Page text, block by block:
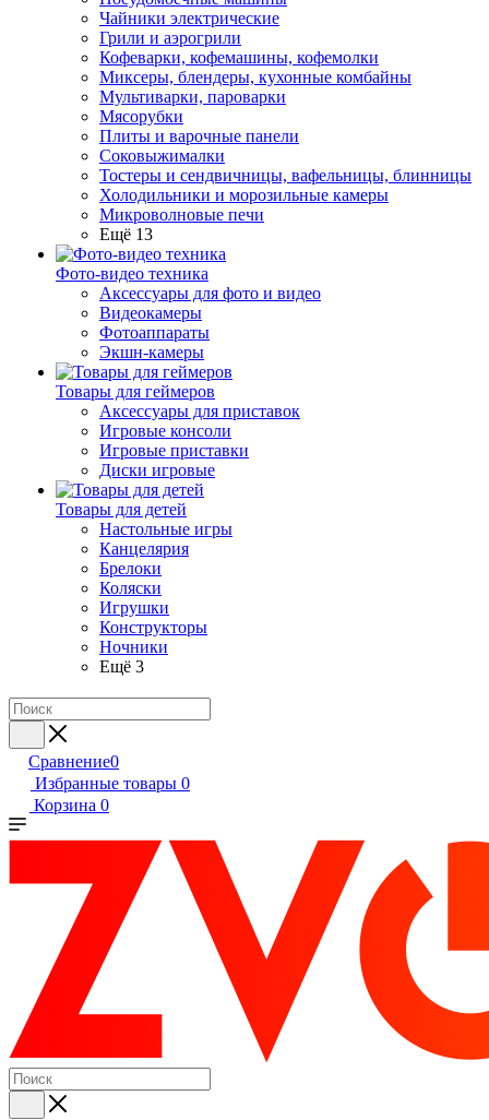
Чайники электрические
Грили и аэрогрили
Кофеварки, кофемашины, кофемолки
Миксеры, блендеры, кухонные комбайны
Мультиварки, пароварки
Мясорубки
Плиты и варочные панели
Соковыжималки
Тостеры и сендвичницы, вафельницы, блинницы
Холодильники и морозильные камеры
Микроволновые печи
Ещё 13
Фото-видео техника
Аксессуары для фото и видео
Видеокамеры
Фотоаппараты
Экшн-камеры
Товары для геймеров
Аксессуары для приставок
Игровые консоли
Игровые приставки
Диски игровые
Товары для детей
Настольные игры
Канцелярия
Брелоки
Коляски
Игрушки
Конструкторы
Ночники
Ещё 3
Сравнение0
Избранные товары 0
Корзина 0